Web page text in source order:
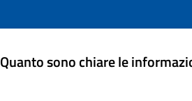
Quanto sono chiare le